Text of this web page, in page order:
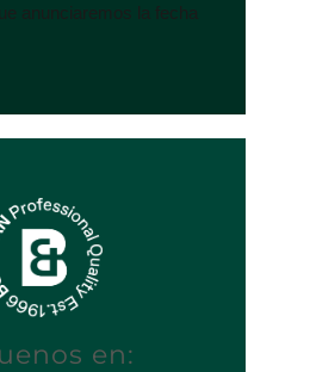
anunciaremos la fecha
en: